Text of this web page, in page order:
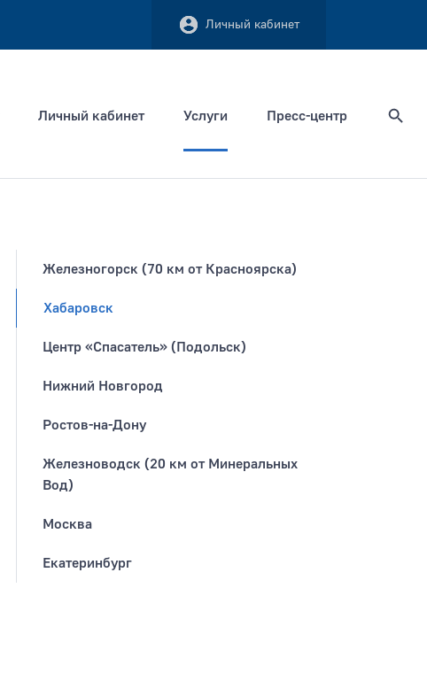
Личный кабинет
Личный кабинет Услуги Пресс-центр
Железногорск (70 км от Красноярска)
Хабаровск
Центр «Спасатель» (Подольск)
Нижний Новгород
Ростов-на-Дону
Железноводск (20 км от Минеральных
Вод)
Москва
Екатеринбург